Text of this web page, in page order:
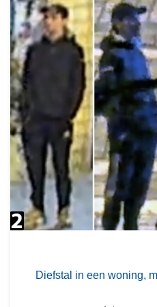
Diefstal in een woning,